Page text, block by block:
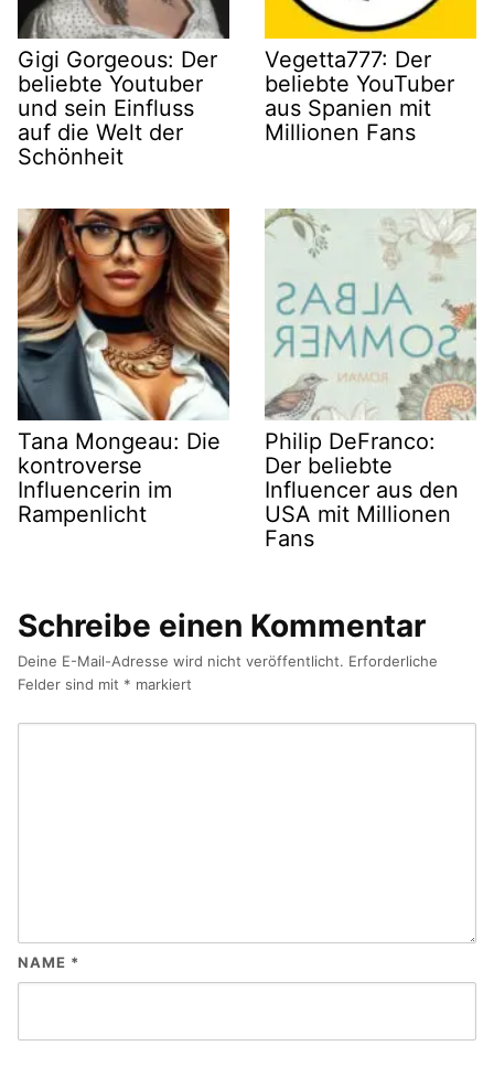
Gigi Gorgeous: Der
beliebte Youtuber
und sein Einfluss
auf die Welt der
Schönheit
Vegetta777: Der
beliebte YouTuber
aus Spanien mit
Millionen Fans
Tana Mongeau: Die
kontroverse
Influencerin im
Rampenlicht
Philip DeFranco:
Der beliebte
Influencer aus den
USA mit Millionen
Fans
Schreibe einen Kommentar
Deine E-Mail-Adresse wird nicht veröffentlicht. Erforderliche
Felder sind mit * markiert
NAME *